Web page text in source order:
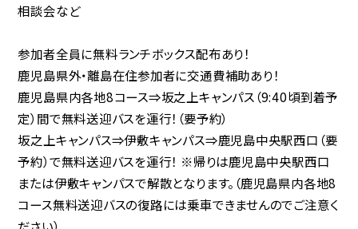
相談会など
参加者全員に無料ランチボックス配布あり！
鹿児島県外・離島在住参加者に交通費補助あり！
鹿児島県内各地8コース⇒坂之上キャンパス（9:40頃到着予
定）間で無料送迎バスを運行！ （要予約）
坂之上キャンパス⇒伊敷キャンパス⇒鹿児島中央駅西口（要
予約）で無料送迎バスを運行！ ※帰りは鹿児島中央駅西口
または伊敷キャンパスで解散となります。（鹿児島県内各地8
コース無料送迎バスの復路には乗車できませんのでご注意く